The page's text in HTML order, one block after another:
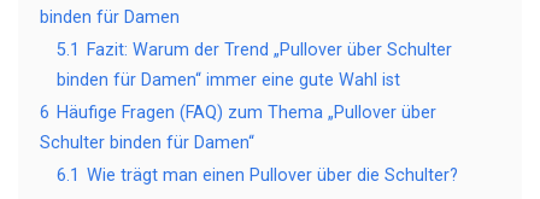
binden für Damen
5.1
Fazit: Warum der Trend „Pullover über Schulter
binden für Damen“ immer eine gute Wahl ist
6 Häufige Fragen (FAQ) zum Thema „Pullover über
Schulter binden für Damen“
6.1 Wie trägt man einen Pullover über die Schulter?